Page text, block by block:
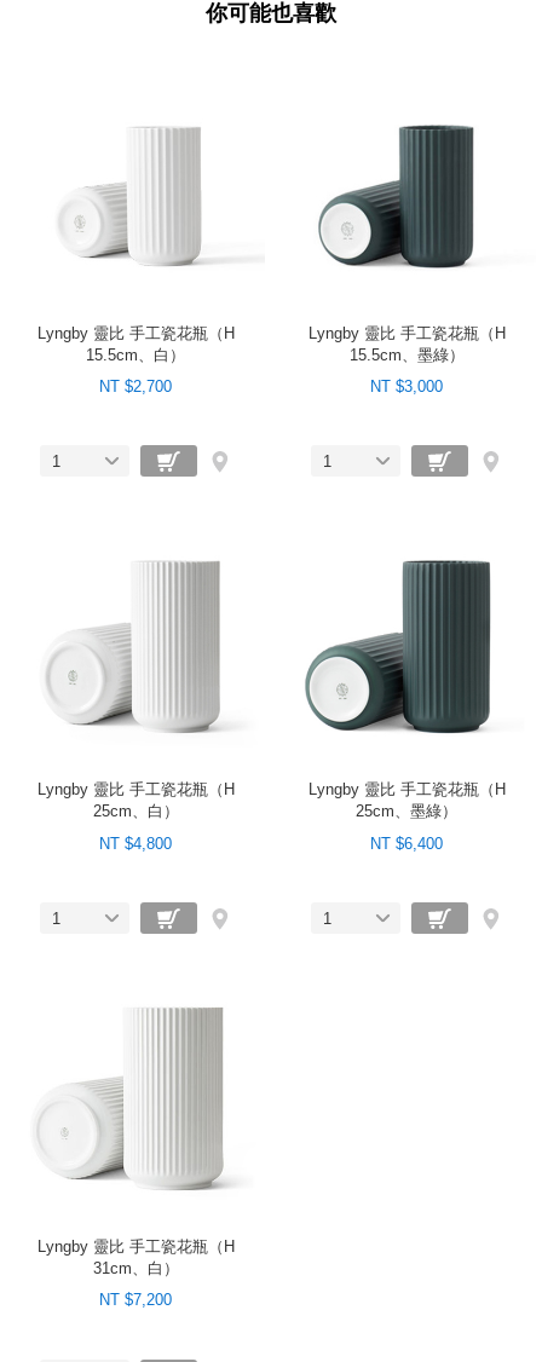
你可能也喜歡
Lyngby 靈比 手工瓷花瓶（H
15.5cm、白）
NT $2,700
1
Lyngby 靈比 手工瓷花瓶（H
15.5cm、墨綠）
NT $3,000
1
Lyngby 靈比 手工瓷花瓶（H
25cm、白）
NT $4,800
1
Lyngby 靈比 手工瓷花瓶（H
25cm、墨綠）
NT $6,400
1
Lyngby 靈比 手工瓷花瓶（H
31cm、白）
NT $7,200